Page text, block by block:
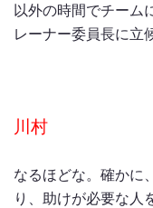
以外の時間でチーム
レーナー委員長に立
川村
なるほどな。確かに
り、助けが必要な人